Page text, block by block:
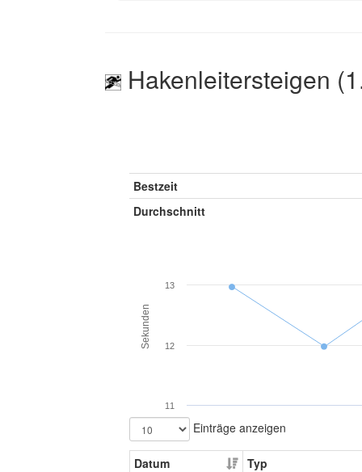
Hakenleitersteigen
Bestzeit
Durchschnitt
Sekunden
11
12
13
Einträge anzeigen
Datum
Typ